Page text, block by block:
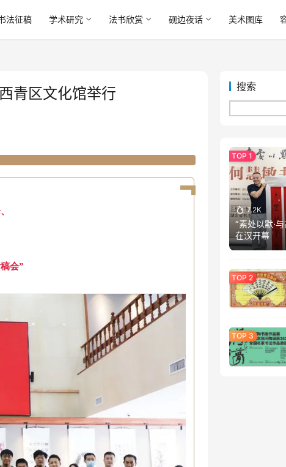
法征稿 学术研究 法书欣赏 砚边夜话 美术图库
青区文化馆举行
会”
搜索
7.2K
“素处以默·
在汉开幕